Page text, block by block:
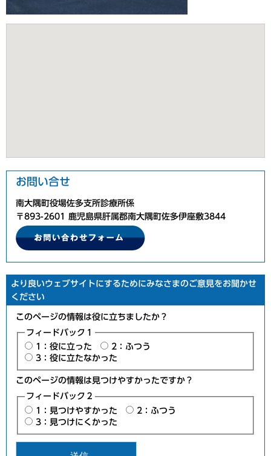
お問い合せ
南大隅町役場佐多支所診療所係
〒893-2601 鹿児島県肝属郡南大隅町佐多伊座敷3844
より良いウェブサイトにするためにみなさまのご意見をお聞かせ
ください
このページの情報は役に立ちましたか？
フィードバック１
1：役に立った
2：ふつう
3：役に立たなかった
このページの情報は見つけやすかったですか？
フィードバック２
1：見つけやすかった
2：ふつう
3：見つけにくかった